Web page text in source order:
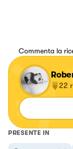
Commenta la
22
PRESENTE IN